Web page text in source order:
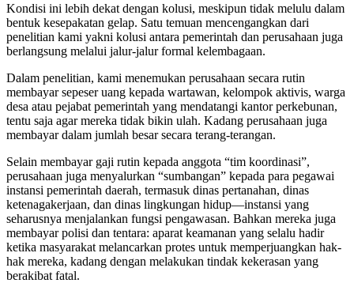
Kondisi ini lebih dekat dengan kolusi, meskipun tidak melulu dalam
bentuk kesepakatan gelap. Satu temuan mencengangkan dari
penelitian kami yakni kolusi antara pemerintah dan perusahaan juga
berlangsung melalui jalur-jalur formal kelembagaan.
Dalam penelitian, kami menemukan perusahaan secara rutin
membayar sepeser uang kepada wartawan, kelompok aktivis, warga
desa atau pejabat pemerintah yang mendatangi kantor perkebunan,
tentu saja agar mereka tidak bikin ulah. Kadang perusahaan juga
membayar dalam jumlah besar secara terang-terangan.
Selain membayar gaji rutin kepada anggota “tim koordinasi”,
perusahaan juga menyalurkan “sumbangan” kepada para pegawai
instansi pemerintah daerah, termasuk dinas pertanahan, dinas
ketenagakerjaan, dan dinas lingkungan hidup—instansi yang
seharusnya menjalankan fungsi pengawasan. Bahkan mereka juga
membayar polisi dan tentara: aparat keamanan yang selalu hadir
ketika masyarakat melancarkan protes untuk memperjuangkan hak-
hak mereka, kadang dengan melakukan tindak kekerasan yang
berakibat fatal.